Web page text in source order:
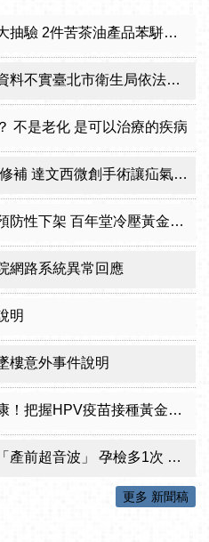
茶油產品苯駢芘超標 前已要求預防性下架
衛生局依法重罰300萬元 續查苦茶油及原料下游
不是老化 是可以治療的疾病
達文西微創手術讓疝氣治療更精準
下架 百年堂冷壓黃金苦茶油產品
網路系統異常回應
明
樓意外事件說明
種黃金期 臺北市提供校園設站及98家合約院所接種服務
波」 孕檢多1次 準媽咪「超」安心！
更多 新聞稿